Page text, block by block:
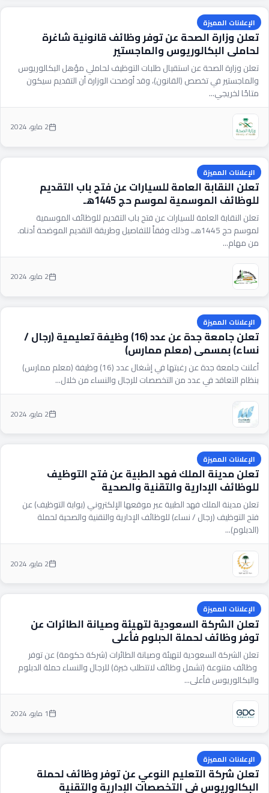
الإعلانات المميزة
تعلن وزارة الصحة عن توفر وظائف قانونية شاغرة
لحاملي البكالوريوس والماجستير
تعلن وزارة الصحة عن استقبال طلبات التوظيف لحاملي مؤهل البكالوريوس
والماجستير في تخصص (القانون)، وقد أوضحت الوزارة أن التقديم سيكون
متاحًا لخريجي...
2 مايو، 2024
الإعلانات المميزة
تعلن النقابة العامة للسيارات عن فتح باب التقديم
للوظائف الموسمية لموسم حج 1445هـ
تعلن النقابة العامة للسيارات عن فتح باب التقديم للوظائف الموسمية
لموسم حج 1445هـ، وذلك وفقاً للتفاصيل وطريقة التقديم الموضحة أدناه.
من مهام...
2 مايو، 2024
الإعلانات المميزة
تعلن جامعة جدة عن عدد (16) وظيفة تعليمية (رجال /
نساء) بمسمى (معلم ممارس)
أعلنت جامعة جدة عن رغبتها في إشغال عدد (16) وظيفة (معلم ممارس)
بنظام التعاقد في عدد من التخصصات للرجال والنساء من خلال...
2 مايو، 2024
الإعلانات المميزة
تعلن مدينة الملك فهد الطبية عن فتح التوظيف
للوظائف الإدارية والتقنية والصحية
تعلن مدينة الملك فهد الطبية عبر موقعها الإلكتروني (بوابة التوظيف) عن
فتح التوظيف (رجال / نساء) للوظائف الإدارية والتقنية والصحية لحملة
(الدبلوم)...
2 مايو، 2024
الإعلانات المميزة
تعلن الشركة السعودية لتهيئة وصيانة الطائرات عن
توفر وظائف لحملة الدبلوم فأعلى
تعلن الشركة السعودية لتهيئة وصيانة الطائرات (شركة حكومة) عن توفر
وظائف متنوعة (تشمل وظائف لاتتطلب خبرة) للرجال والنساء حملة الدبلوم
والبكالوريوس فأعلى...
1 مايو، 2024
الإعلانات المميزة
تعلن شركة التعليم النوعي عن توفر وظائف لحملة
البكالوريوس في التخصصات الإدارية والتقنية